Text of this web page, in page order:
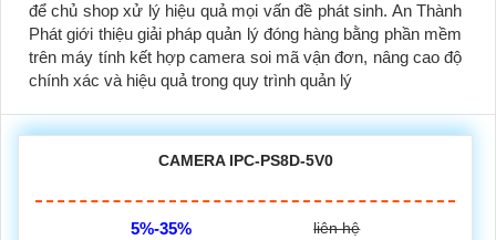
để chủ shop xử lý hiệu quả mọi vấn đề phát sinh. An Thành
Phát giới thiệu giải pháp quản lý đóng hàng bằng phần mềm
trên máy tính kết hợp camera soi mã vận đơn, nâng cao độ
chính xác và hiệu quả trong quy trình quản lý
CAMERA IPC-PS8D-5V0
5%-35% liên hệ